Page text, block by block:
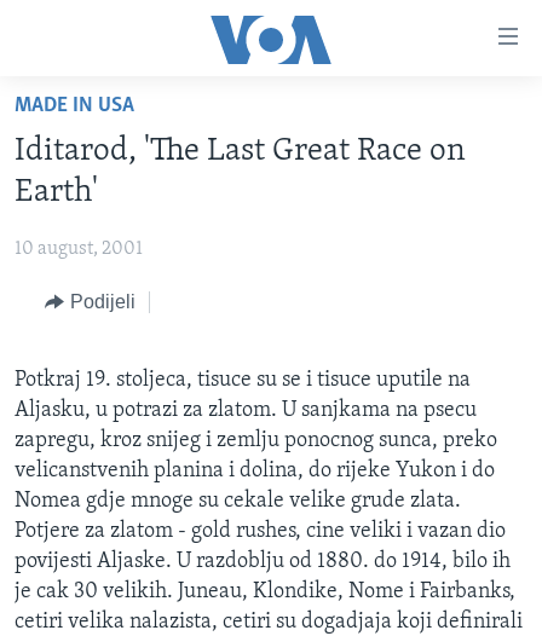
glavni
sadržaj
Pređi
na
glavnu
navigaciju
TV PROGRAM
VIDEO
VIJESTI
SJEDINJENE AMERIČKE DRŽAVE
SVIJET
NAUKA I TEHNOLOGIJA
KORUPCIJA
SLOBODA MEDIJA
ŽENSKA STRANA
IZBJEGLIČKA STRANA
MAGAZIN
O GLASU AMERIKE
MADE IN USA
Iditarod, 'The Last Great Race on
Earth'
10 august, 2001
Podijeli
Potkraj 19. stoljeca, tisuce su se i tisuce uputile na
Aljasku, u potrazi za zlatom. U sanjkama na psecu
zapregu, kroz snijeg i zemlju ponocnog sunca, preko
velicanstvenih planina i dolina, do rijeke Yukon i do
Nomea gdje mnoge su cekale velike grude zlata.
Potjere za zlatom - gold rushes, cine veliki i vazan dio
povijesti Aljaske. U razdoblju od 1880. do 1914, bilo ih
je cak 30 velikih. Juneau, Klondike, Nome i Fairbanks,
cetiri velika nalazista, cetiri su dogadjaja koji definirali